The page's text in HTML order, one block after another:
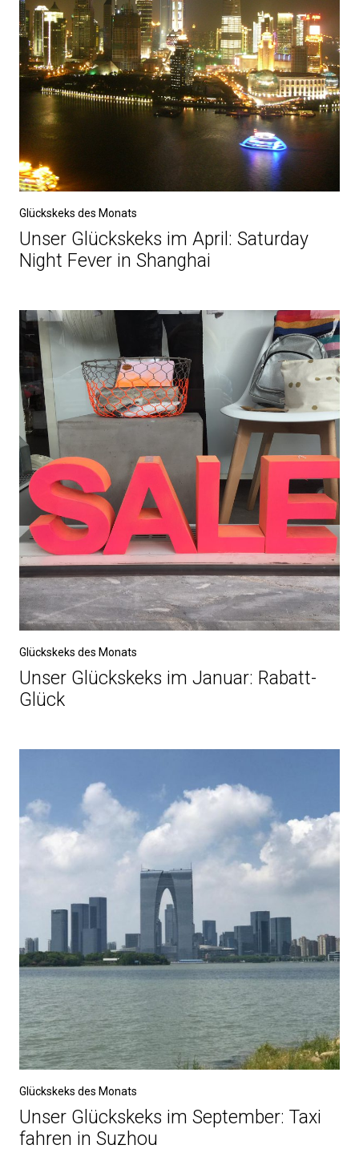
Glückskeks des Monats
Unser Glückskeks im April: Saturday
Night Fever in Shanghai
Glückskeks des Monats
Unser Glückskeks im Januar: Rabatt-
Glück
Glückskeks des Monats
Unser Glückskeks im September: Taxi
fahren in Suzhou